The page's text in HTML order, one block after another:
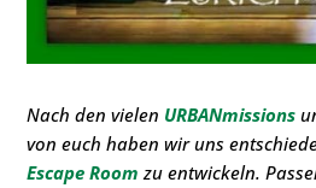
Nach den vielen URBANmissions
von euch haben wir uns
Escape Roomzu entwickeln.